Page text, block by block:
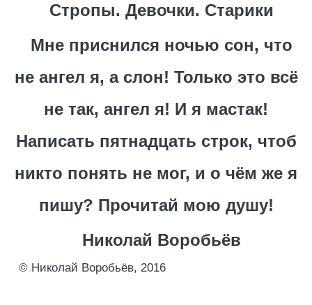
Стропы. Девочки. Старики
Мне приснился ночью сон, что
не ангел я, а слон! Только это всё
не так, ангел я! И я мастак!
Написать пятнадцать строк, чтоб
никто понять не мог, и о чём же я
пишу? Прочитай мою душу!
Николай Воробьёв
© Николай Воробьёв, 2016